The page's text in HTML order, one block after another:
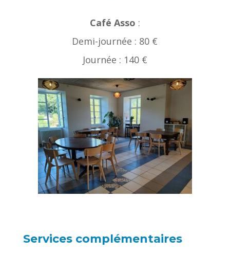
Café Asso :
Demi-journée : 80 €
Journée : 140 €
Services complémentaires